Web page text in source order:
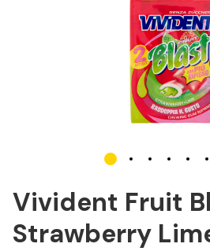
Vivident Fruit
Strawberry